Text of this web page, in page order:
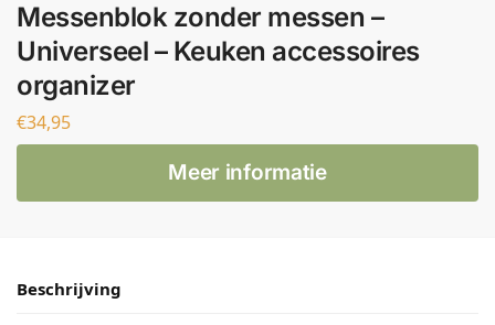
Messenblok zonder messen –
Universeel – Keuken accessoires
organizer
€34,95
Meer informatie
Beschrijving